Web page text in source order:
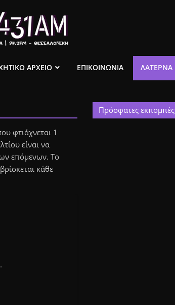
ΑΡΧΕΙΟ ΕΠΙΚΟΙΝΩΝΙΑ ΛΑΤΈΡΝΑ
φτιάχνεται 1
είναι να
επόμενων. Το
κάθε
Πρόσφατες εκπομπές